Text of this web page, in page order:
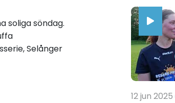
soliga söndag.
Selånger
12 jun 2025